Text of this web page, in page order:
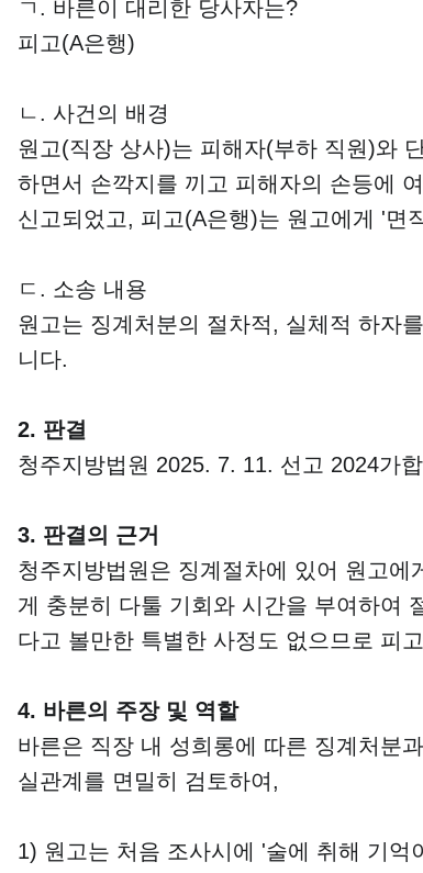
ㄱ. 바른이 대리한 당사자는?
피고(A은행)
ㄴ. 사건의 배경
원고(직장 상사)는 피해자(부하 직원)와
하면서 손깍지를 끼고 피해자의 손등에
신고되었고, 피고(A은행)는 원고에게 '면
ㄷ. 소송 내용
원고는 징계처분의 절차적, 실체적 하자
니다.
2. 판결
청주지방법원 2025. 7. 11. 선고 2024가
3. 판결의 근거
청주지방법원은 징계절차에 있어 원고에
게 충분히 다툴 기회와 시간을 부여하여
다고 볼만한 특별한 사정도 없으므로 피
4. 바른의 주장 및 역할
바른은 직장 내 성희롱에 따른 징계처분
실관계를 면밀히 검토하여,
1) 원고는 처음 조사시에 '술에 취해 기